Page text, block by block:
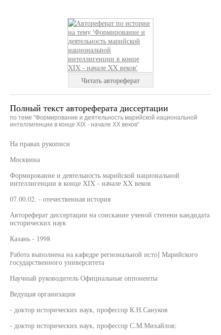
Читать автореферат
Полный текст автореферата диссертации
по теме "Формирование и деятельность марийской национальной
интеллигенции в конце XIX - начале XX веков"
На правах рукописи
Москвина
Формирование и деятельность марийской национальной
интеллигенции в конце XIX - начале XX веков
07.00.02. - отечественная история
Автореферат диссертации на соискание ученой степени кандидата
исторических наук
Казань - 1998
Работа выполнена на кафедре региональной исто] Марийского
государственного университета
Научный руководитель Официальные оппоненты
Ведущая организация
- доктор исторических наук, профессор К.Н.Сануков
- доктор исторических наук, профессор С.М.Михайлов;